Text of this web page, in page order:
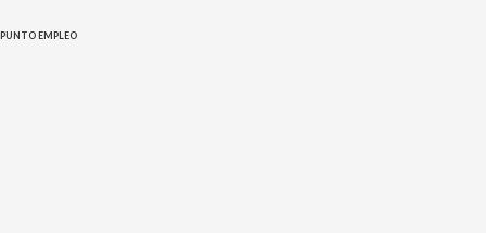
PUNTO EMPLEO